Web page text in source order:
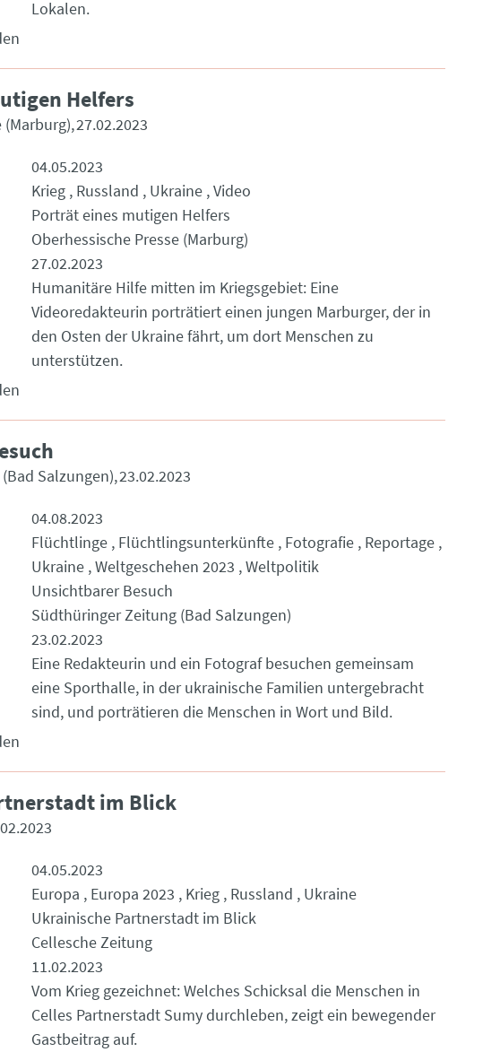
Lokalen.
Helfers
(Marburg) 27.02.2023
04.05.2023
Krieg Russland Ukraine Video
Porträt eines mutigen Helfers
Oberhessische Presse (Marburg)
27.02.2023
Humanitäre Hilfe mitten im Kriegsgebiet: Eine
Videoredakteurin porträtiert einen jungen Marburger, der in
den Osten der Ukraine fährt, um dort Menschen zu
unterstützen.
Salzungen) 23.02.2023
04.08.2023
Flüchtlinge Flüchtlingsunterkünfte Fotografie Reportage
Ukraine Weltgeschehen 2023 Weltpolitik
Unsichtbarer Besuch
Südthüringer Zeitung (Bad Salzungen)
23.02.2023
Eine Redakteurin und ein Fotograf besuchen gemeinsam
eine Sporthalle, in der ukrainische Familien untergebracht
sind, und porträtieren die Menschen in Wort und Bild.
im Blick
04.05.2023
Europa Europa 2023 Krieg Russland
Ukraine
Ukrainische Partnerstadt im Blick
Cellesche Zeitung
11.02.2023
Vom Krieg gezeichnet: Welches Schicksal die Menschen in
Celles Partnerstadt Sumy durchleben, zeigt ein bewegender
Gastbeitrag auf.